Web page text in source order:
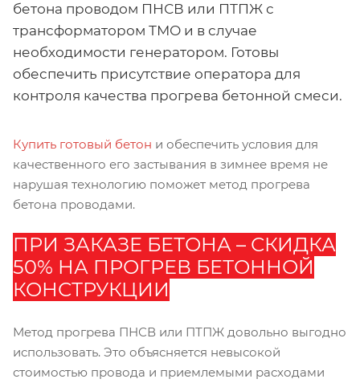
бетона проводом ПНСВ или ПТПЖ с
трансформатором ТМО и в случае
необходимости генератором. Готовы
обеспечить присутствие оператора для
контроля качества прогрева бетонной смеси.
Купить готовый бетон и обеспечить условия для
качественного его застывания в зимнее время не
нарушая технологию поможет метод прогрева
бетона проводами.
ПРИ ЗАКАЗЕ БЕТОНА – СКИДКА
50% НА ПРОГРЕВ БЕТОННОЙ
КОНСТРУКЦИИ
Метод прогрева ПНСВ или ПТПЖ довольно выгодно
использовать. Это объясняется невысокой
стоимостью провода и приемлемыми расходами